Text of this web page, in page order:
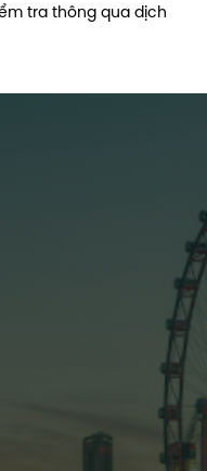
tra thông qua dịch